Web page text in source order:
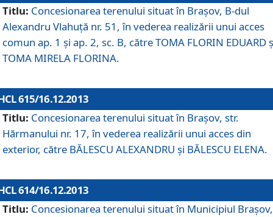
Titlu: Concesionarea terenului situat în Braşov, B-dul
Alexandru Vlahuţă nr. 51, în vederea realizării unui acces
comun ap. 1 şi ap. 2, sc. B, către TOMA FLORIN EDUARD
TOMA MIRELA FLORINA.
615/16.12.2013
Titlu: Concesionarea terenului situat în Braşov, str.
Hărmanului nr. 17, în vederea realizării unui acces din
exterior, către BĂLESCU ALEXANDRU şi BĂLESCU ELENA.
614/16.12.2013
Titlu: Concesionarea terenului situat în Municipiul